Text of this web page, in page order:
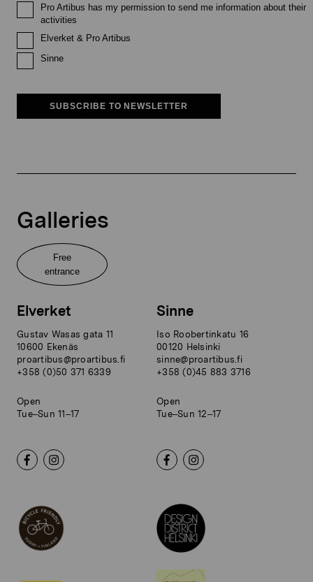
Pro Artibus has my permission to send me information about their
activities
Elverket & Pro Artibus
Sinne
SUBSCRIBE TO NEWSLETTER
Galleries
Free
entrance
Elverket
Gustav Wasas gata 11
10600 Ekenäs
proartibus@proartibus.fi
+358 (0)50 371 6339
Open
Tue–Sun 11–17
Sinne
Iso Roobertinkatu 16
00120 Helsinki
sinne@proartibus.fi
+358 (0)45 883 3716
Open
Tue–Sun 12–17